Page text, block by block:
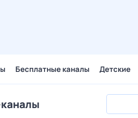
Бесплатные каналы Детские